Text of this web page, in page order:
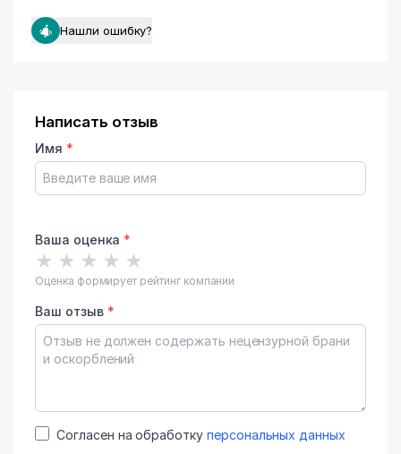
Нашли ошибку?
Написать отзыв
Имя *
Ваша оценка *
★ ★ ★ ★ ★
Оценка формирует рейтинг компании
Ваш отзыв *
Согласен на обработку персональных данных